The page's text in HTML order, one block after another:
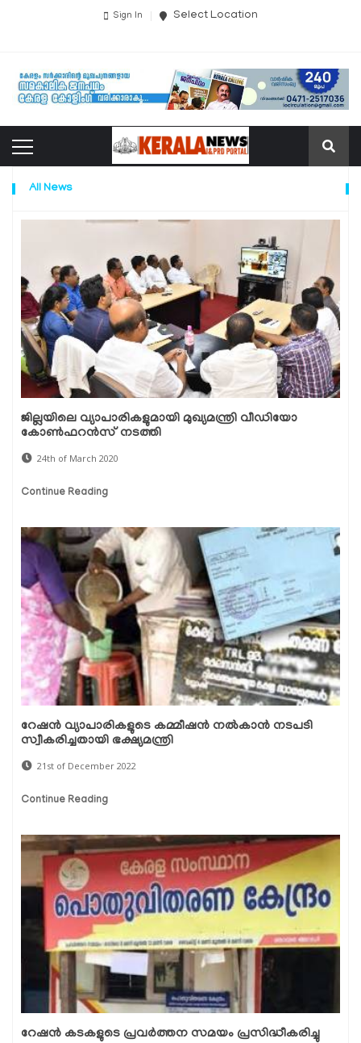
Sign In Select Location
All News
ജില്ലയിലെ വ്യാപാരികളുമായി മുഖ്യമന്ത്രി വീഡിയോ
കോണ്‍ഫറന്‍സ് നടത്തി
24th of March 2020
Continue Reading
റേഷൻ വ്യാപാരികളുടെ കമ്മീഷൻ നൽകാൻ നടപടി
സ്വീകരിച്ചതായി ഭക്ഷ്യമന്ത്രി
21st of December 2022
Continue Reading
റേഷൻ കടകളുടെ പ്രവർത്തന സമയം പ്രസിദ്ധീകരിച്ചു